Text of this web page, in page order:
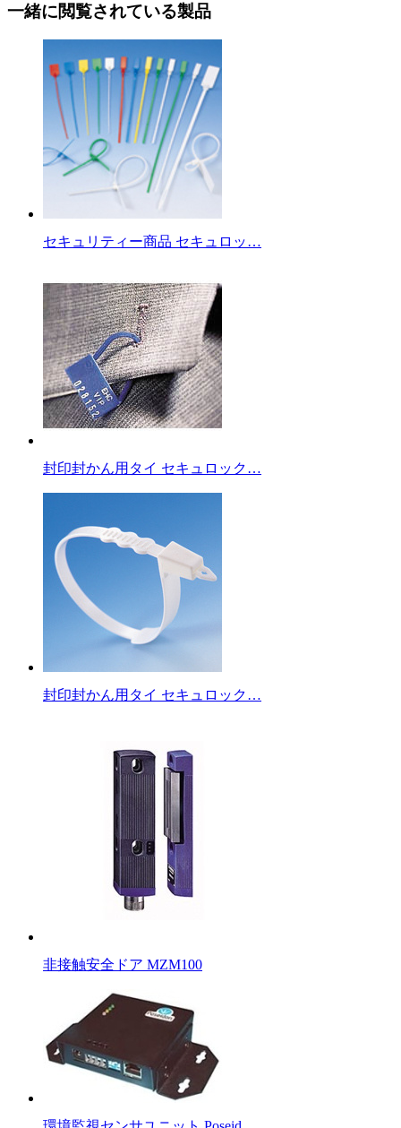
一緒に閲覧されている製品
セキュリティー商品 セキュロッ…
封印封かん用タイ セキュロック…
封印封かん用タイ セキュロック…
非接触安全ドア MZM100